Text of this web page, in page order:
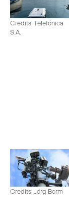
Credits: Telefónica
S.A.
Credits: Jörg Borm